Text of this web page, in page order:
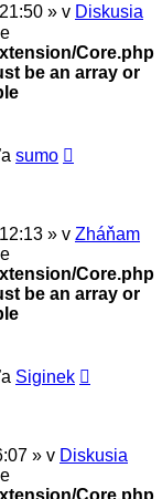
» v Diskusia
Core.php
be an array or
sumo
» v Zháňam
Core.php
be an array or
Siginek
» v Diskusia
Core.php